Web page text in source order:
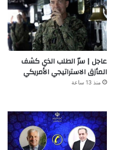
عاجل | سرّ الطلب الذي كشف
المأزق الاستراتيجي الأمريكي
منذ 13 ساعة